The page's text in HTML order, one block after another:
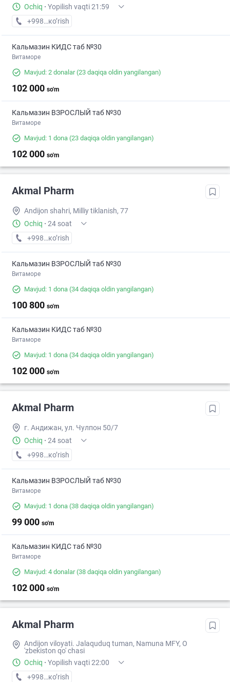
Ochiq · Yopilish vaqti 21:59
+998 (91) XXX-XX-XX
кo’rish
Кальмазин КИДС таб №30
Витаморе
Mavjud: 2 donalar(23 daqiqa oldin yangilangan)
102 000 so'm
Кальмазин ВЗРОСЛЫЙ таб №30
Витаморе
Mavjud: 1 dona (23 daqiqa oldin yangilangan)
102 000 so'm
Akmal Pharm
Andijon shahri, Milliy tiklanish, 77
Ochiq · 24 soat
+998 (91) XXX-XX-XX
кo’rish
Кальмазин ВЗРОСЛЫЙ таб №30
Витаморе
Mavjud: 1 dona (34 daqiqa oldin yangilangan)
100 800 so'm
Кальмазин КИДС таб №30
Витаморе
Mavjud: 1 dona (34 daqiqa oldin yangilangan)
102 000 so'm
Akmal Pharm
г. Андижан, ул. Чулпон 50/7
Ochiq · 24 soat
+998 (91) XXX-XX-XX
кo’rish
Кальмазин ВЗРОСЛЫЙ таб №30
Витаморе
Mavjud: 1 dona (38 daqiqa oldin yangilangan)
99 000 so'm
Кальмазин КИДС таб №30
Витаморе
Mavjud: 4 donalar(38 daqiqa oldin yangilangan)
102 000 so'm
Akmal Pharm
Andijon viloyati. Jalaquduq tuman, Namuna MFY, O
'zbekiston qo' chasi
Ochiq · Yopilish vaqti 22:00
+998 (90) XXX-XX-XX
кo’rish